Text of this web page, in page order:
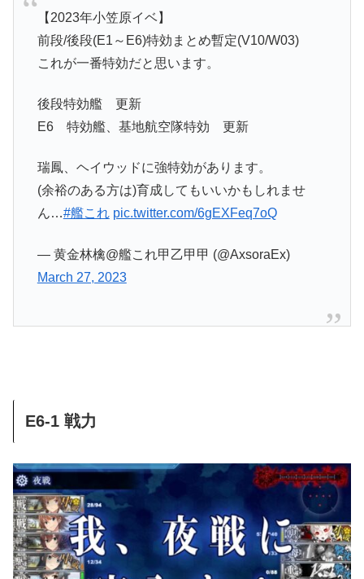
【2023年小笠原イベ】
前段/後段(E1～E6)特効まとめ暫定(V10/W03)
これが一番特効だと思います。
後段特効艦 更新
E6 特効艦、基地航空隊特効 更新
瑞鳳、ヘイウッドに強特効があります。
(余裕のある方は)育成してもいいかもしれませ
ん…#艦これ pic.twitter.com/6gEXFeq7oQ
— 黄金林檎@艦これ甲乙甲甲 (@AxsoraEx)
March 27, 2023
E6-1 戦力